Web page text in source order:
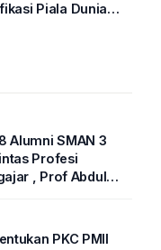
Piala Dunia
Alumni SMAN 3
Profesi
, Prof Abdul
PKC PMII